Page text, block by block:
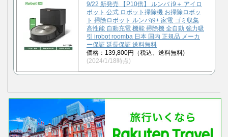
9/22 新発売 【P10倍】 ルンバ j9＋ アイロ
ボット 公式 ロボット掃除機 お掃除ロボッ
ト 掃除ロボット ルンバj9+ 家電 ゴミ収集
高性能 自動充電 機能 掃除機 全自動 強力吸
引 irobot roomba 日本 国内 正規品 メーカ
ー保証 延長保証 送料無料
価格：139,800円（税込、送料無料)
(2024/1/18時点)